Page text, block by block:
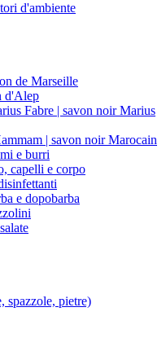
d'ambiente
de Marseille
d'Alep
Fabre | savon noir Marius
| savon noir Marocain
e burri
capelli e corpo
e dopobarba
spazzole, pietre)